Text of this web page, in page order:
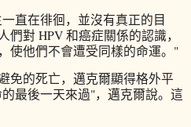
直在徘徊，並沒有真正的目
對 HPV 和癌症關係的認識，
使他們不會遭受同樣的命運。"
免的死亡，邁克爾顯得格外平
最後一天來過"，邁克爾說。這